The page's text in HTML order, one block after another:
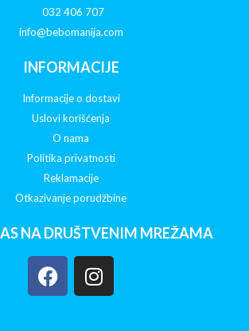
032 406 707
info@bebomanija.com
INFORMACIJE
Informacije o dostavi
Uslovi korišćenja
O nama
Politika privatnosti
Reklamacije
Otkazivanje porudžbine
NA DRUŠTVENIM MREŽAMA